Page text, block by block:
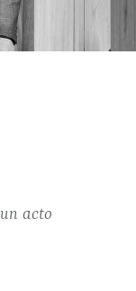
acto